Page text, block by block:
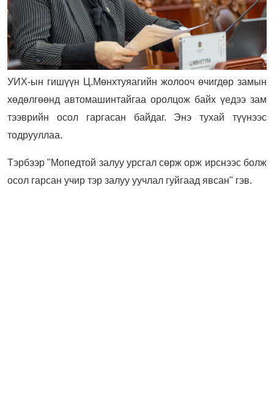
УИХ-ын гишүүн Ц.Мөнхтуяагийн жолооч өчигдөр замын
хөдөлгөөнд автомашинтайгаа оролцож байх үедээ зам
тээврийн осол гаргасан байдаг. Энэ тухай түүнээс
тодрууллаа.
Тэрбээр "Мопедтой залуу урсгал сөрж орж ирснээс болж
осол гарсан учир тэр залуу уучлал гуйгаад явсан" гэв.